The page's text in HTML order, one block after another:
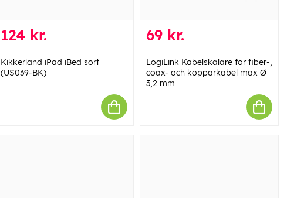
124 kr.
Kikkerland iPad iBed sort
(US039-BK)
69 kr.
LogiLink Kabelskalare för fiber-,
coax- och kopparkabel max Ø
3,2 mm